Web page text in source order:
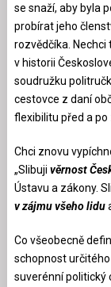
se snaží, aby byla
probírat jeho
rozvědčíka.
v historii
soudružku
cestovce z daní
flexibilitu před a po
Chci znovu
„Slibuji věrnost
Ústavu a zákony.
v zájmu všeho lidu
Co všeobecně
schopnost
suverénní politický